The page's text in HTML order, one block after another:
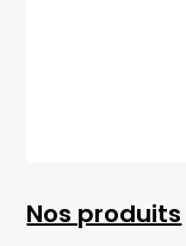
Nos produits